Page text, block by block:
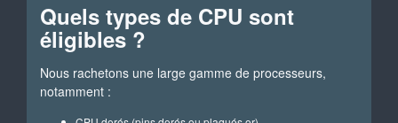
Quels types de CPU sont
éligibles ?
Nous rachetons une large gamme de processeurs,
notamment :